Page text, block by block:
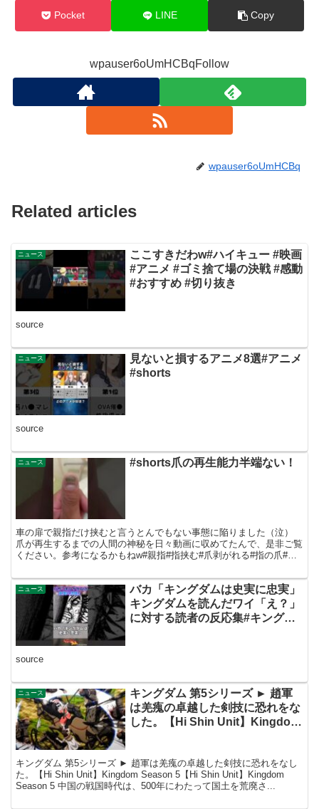
Pocket LINE Copy
wpauser6oUmHCBqFollow
wpauser6oUmHCBq
Related articles
ニュース
ここすきだわw#ハイキュー #映画
#アニメ #ゴミ捨て場の決戦 #感動
#おすすめ #切り抜き
source
ニュース
見ないと損するアニメ8選#アニメ
#shorts
source
ニュース #shorts爪の再生能力半端ない！
車の扉で親指だけ挟むと言うとんでもない事態に陥りました（泣）
爪が再生するまでの人間の神秘を日々動画に収めてたんで、是非ご覧
ください。参考になるかもねw#親指#指挟む#爪剥がれる#指の爪#爪
ニュース
バカ「キングダムは史実に忠実」
キングダムを読んだワイ「え？」
に対する読者の反応集#キングダ
source
ニュース
キングダム 第5シリーズ ► 趙軍
は羌瘣の卓越した剣技に恐れをな
した。【Hi Shin Unit】Kingdom
キングダム 第5シリーズ ► 趙軍は羌瘣の卓越した剣技に恐れをなし
た。【Hi Shin Unit】Kingdom Season 5【Hi Shin Unit】Kingdom
Season 5 中国の戦国時代は、500年にわたって国土を荒廃さ...